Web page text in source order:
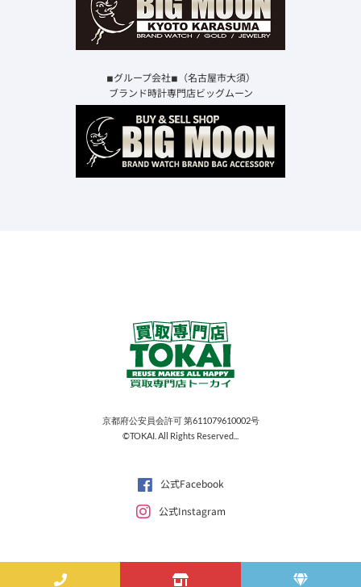
◾︎グループ会社◾︎（名古屋市大須）
ブランド時計専門店ビッグムーン
京都府公安員会許可 第611079610002号
©TOKAI. All Rights Reserved...
公式Facebook
公式Instagram